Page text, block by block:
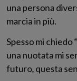
una persona
marcia in più.
Spesso mi chiedo
una nuotata mi
futuro, questa